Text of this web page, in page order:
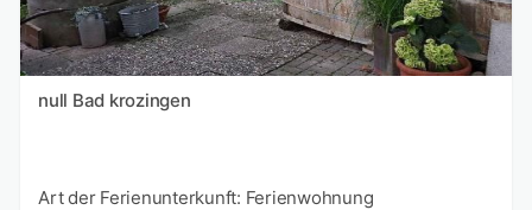
null Bad krozingen
Art der Ferienunterkunft: Ferienwohnung